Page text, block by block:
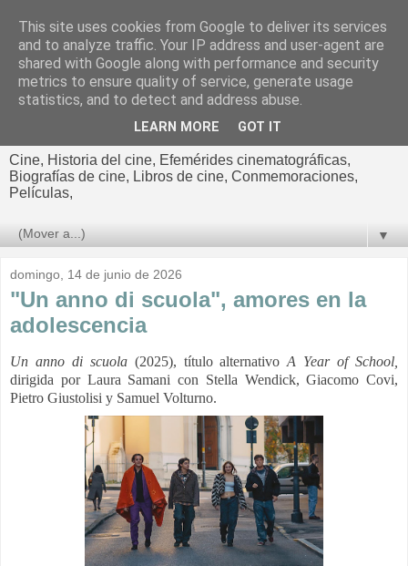
El cultural
cinematográfico de Jorge
Cine, Historia del cine, Efemérides cinematográficas,
Biografías de cine, Libros de cine, Conmemoraciones,
Películas,
▼
domingo, 14 de junio de 2026
"Un anno di scuola", amores en la
adolescencia
Un anno di scuola(2025), título alternativo A Year of School,
dirigida por Laura Samani con Stella Wendick, Giacomo Covi,
Pietro Giustolisi y Samuel Volturno.
This site uses cookies from Google to deliver its services
and to analyze traffic. Your IP address and user-agent are
shared with Google along with performance and security
metrics to ensure quality of service, generate usage
statistics, and to detect and address abuse.
LEARN MORE GOT IT